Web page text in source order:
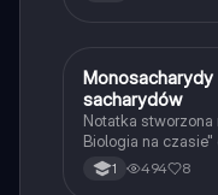
Biologia
sacharydów
Notatka
Biologia na czasie"
matura BIOLOGIA"
1 494 8